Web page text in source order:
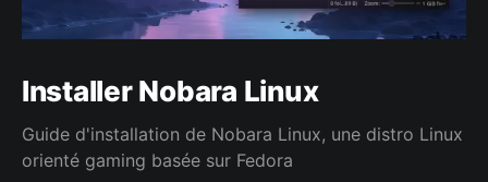
Installer Nobara Linux
Guide d'installation de Nobara Linux, une distro Linux
orienté gaming basée sur Fedora